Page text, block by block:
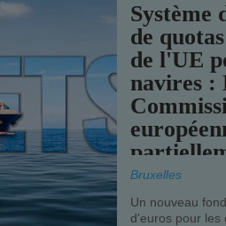
Système
de
de l'UE
navires :
Bruxelles
Un nouveau
d'euros pour les